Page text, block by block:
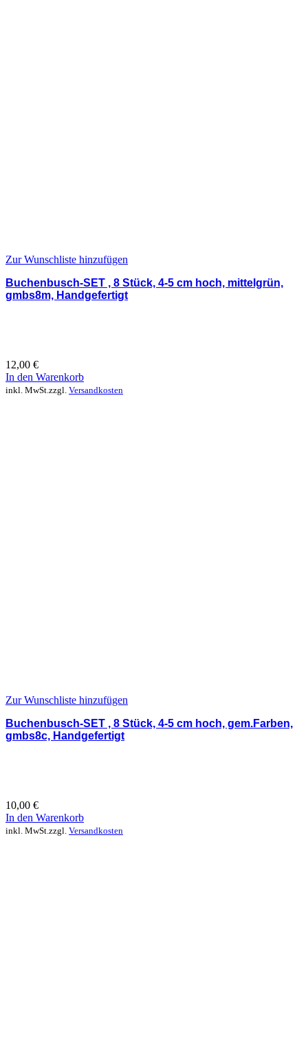
Zur Wunschliste hinzufügen
Buchenbusch-SET , 8 Stück, 4-5 cm hoch, mittelgrün,
gmbs8m, Handgefertigt
12,00 €
In den Warenkorb
inkl. MwSt.zzgl. Versandkosten
Zur Wunschliste hinzufügen
Buchenbusch-SET , 8 Stück, 4-5 cm hoch, gem.Farben,
gmbs8c, Handgefertigt
10,00 €
In den Warenkorb
inkl. MwSt.zzgl. Versandkosten